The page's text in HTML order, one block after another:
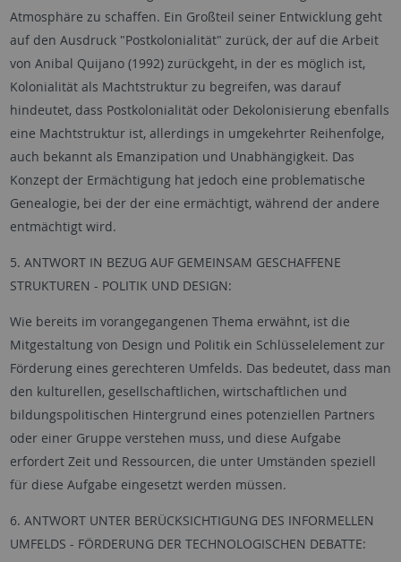
Atmosphäre zu schaffen. Ein Großteil seiner Entwicklung geht
auf den Ausdruck "Postkolonialität" zurück, der auf die Arbeit
von Anibal Quijano (1992) zurückgeht, in der es möglich ist,
Kolonialität als Machtstruktur zu begreifen, was darauf
hindeutet, dass Postkolonialität oder Dekolonisierung ebenfalls
eine Machtstruktur ist, allerdings in umgekehrter Reihenfolge,
auch bekannt als Emanzipation und Unabhängigkeit. Das
Konzept der Ermächtigung hat jedoch eine problematische
Genealogie, bei der der eine ermächtigt, während der andere
entmächtigt wird.
5. ANTWORT IN BEZUG AUF GEMEINSAM GESCHAFFENE
STRUKTUREN - POLITIK UND DESIGN:
Wie bereits im vorangegangenen Thema erwähnt, ist die
Mitgestaltung von Design und Politik ein Schlüsselelement zur
Förderung eines gerechteren Umfelds. Das bedeutet, dass man
den kulturellen, gesellschaftlichen, wirtschaftlichen und
bildungspolitischen Hintergrund eines potenziellen Partners
oder einer Gruppe verstehen muss, und diese Aufgabe
erfordert Zeit und Ressourcen, die unter Umständen speziell
für diese Aufgabe eingesetzt werden müssen.
6. ANTWORT UNTER BERÜCKSICHTIGUNG DES INFORMELLEN
UMFELDS - FÖRDERUNG DER TECHNOLOGISCHEN DEBATTE: